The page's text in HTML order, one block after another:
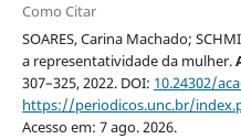
Como Citar
SOARES, Carina Machado;
a representatividade da mulher.
307–325, 2022. DOI: 10.24302/
https://periodicos.unc.br/
Acesso em: 7 ago. 2026.